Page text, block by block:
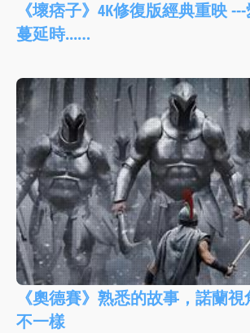
《壞痞子》4K修復版經典重映
蔓延時...…
《奧德賽》熟悉的故事，諾蘭
不一樣